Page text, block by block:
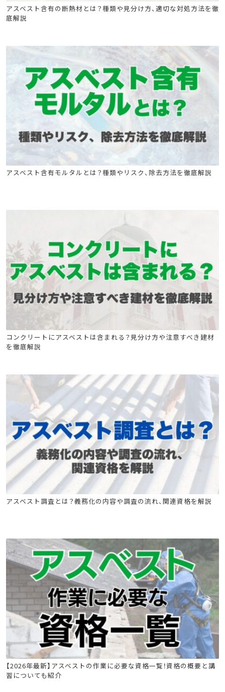
石綿(アスベスト)関連
石綿技能講習
建築物石綿含有建材調査者講習
アスベスト含有の断熱材とは？種類や見分け方、適切な対処方法を徹
底解説
石綿(アスベスト)関連
石綿技能講習
アスベスト含有モルタルとは？種類やリスク、除去方法を徹底解説
石綿(アスベスト)関連
石綿技能講習
建築物石綿含有建材調査者講習
コンクリートにアスベストは含まれる？見分け方や注意すべき建材
を徹底解説
石綿(アスベスト)関連
石綿技能講習
アスベスト調査とは？義務化の内容や調査の流れ、関連資格を解説
石綿(アスベスト)関連
建築物石綿含有建材調査者講習
工作物石綿事前調査者
【2026年最新】アスベストの作業に必要な資格一覧！資格の概要と講
習についても紹介